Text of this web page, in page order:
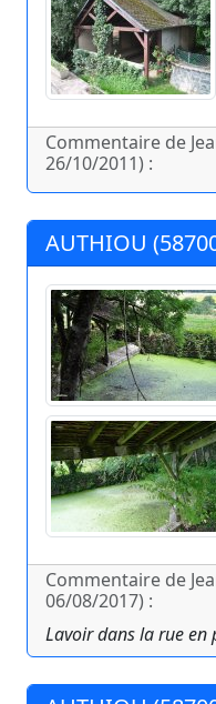
Commentaire de
26/10/2011) :
AUTHIOU
Commentaire de
06/08/2017) :
Lavoir dans la rue en